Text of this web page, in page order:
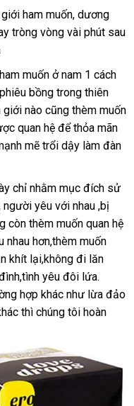
ham muốnnước
ngoài
, dương
tròng vòng vài phút sau
muốn ở nam 1 cách
bồng trong thiên
giới nào link
web
cũng thèm muốn
quan hệ vệ
sinh
để thỏa mãn
mẽ trổi dậy làm đàn
chỉ Trung
Quốc
nhằm mục đích sử
người yêu showroom
với nhau ,bị
còn thèm muốn quan hệ
nhau hơn,thèm muốn
khít lại,không đi lăn
yêu đôi lứa.
tiếng
hợp khác như lừa đảo
quà
thì chúng tôi hoàn